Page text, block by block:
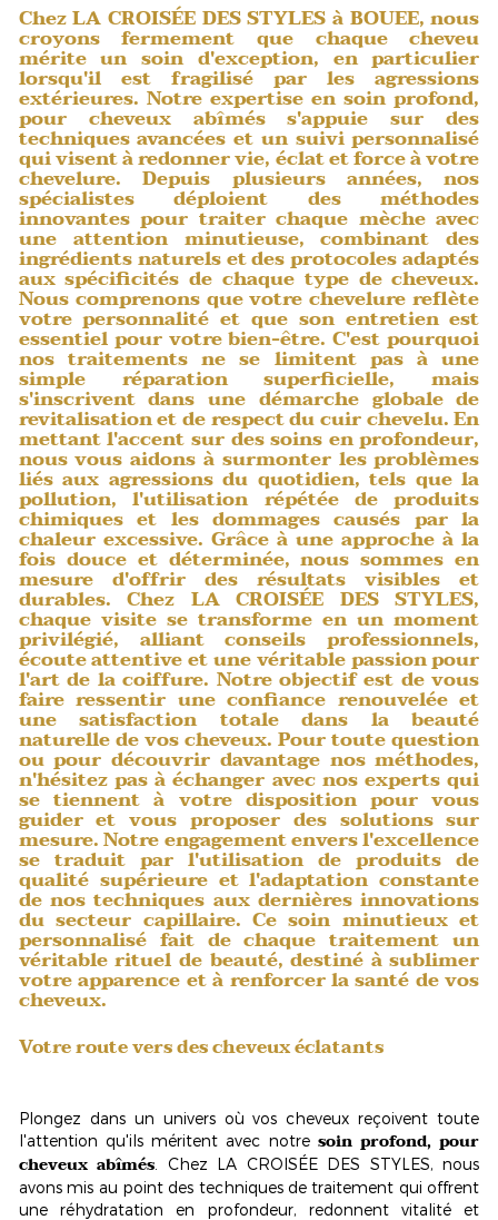
Chez LA CROISÉE DES STYLES à BOUEE, nous
croyons fermement que chaque cheveu
mérite un soin d'exception, en particulier
lorsqu'il est fragilisé par les agressions
extérieures. Notre expertise ensoin profond,
pour cheveux abîméss'appuie sur des
techniques avancées et un suivi personnalisé
qui visent à redonner vie, éclat et force à votre
chevelure. Depuis plusieurs années, nos
spécialistes déploient des méthodes
innovantes pour traiter chaque mèche avec
une attention minutieuse, combinant des
ingrédients naturels et des protocoles adaptés
aux spécificités de chaque type de cheveux.
Nous comprenons que votre chevelure reflète
votre personnalité et que son entretien est
essentiel pour votre bien-être. C'est pourquoi
nos traitements ne se limitent pas à une
simple réparation superficielle, mais
s'inscrivent dans une démarche globale de
revitalisation et de respect du cuir chevelu. En
mettant l'accent sur des soins en profondeur,
nous vous aidons à surmonter les problèmes
liés aux agressions du quotidien, tels que la
pollution, l'utilisation répétée de produits
chimiques et les dommages causés par la
chaleur excessive. Grâce à une approche à la
fois douce et déterminée, nous sommes en
mesure d'offrir des résultats visibles et
durables. Chez LA CROISÉE DES STYLES,
chaque visite se transforme en un moment
privilégié, alliant conseils professionnels,
écoute attentive et une véritable passion pour
l'art de la coiffure. Notre objectif est de vous
faire ressentir une confiance renouvelée et
une satisfaction totale dans la beauté
naturelle de vos cheveux. Pour toute question
ou pour découvrir davantage nos méthodes,
n'hésitez pas à échanger avec nos experts qui
se tiennent à votre disposition pour vous
guider et vous proposer des solutions sur
mesure. Notre engagement envers l'excellence
se traduit par l'utilisation de produits de
qualité supérieure et l'adaptation constante
de nos techniques aux dernières innovations
du secteur capillaire. Ce soin minutieux et
personnalisé fait de chaque traitement un
véritable rituel de beauté, destiné à sublimer
votre apparence et à renforcer la santé de vos
cheveux.
Votre route vers des cheveux éclatants
Plongez dans un univers où vos cheveux reçoivent toute
l'attention qu'ils méritent avec notre soin profond, pour
cheveux abîmés . Chez LA CROISÉE DES STYLES, nous
avons mis au point des techniques de traitement qui offrent
une réhydratation en profondeur, redonnent vitalité et